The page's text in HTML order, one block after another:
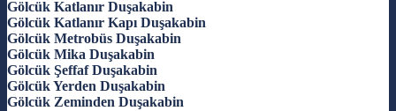
Gölcük Katlanır Duşakabin
Gölcük Katlanır Kapı Duşakabin
Gölcük Metrobüs Duşakabin
Gölcük Mika Duşakabin
Gölcük Şeffaf Duşakabin
Gölcük Yerden Duşakabin
Gölcük Zeminden Duşakabin